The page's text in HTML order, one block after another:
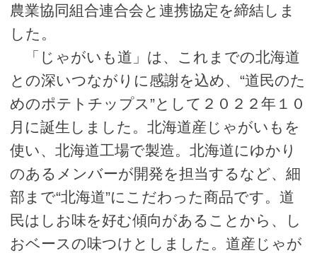
農業協同組合連合会と連携協定を締結しま
した。
「じゃがいも道」は、これまでの北海道
との深いつながりに感謝を込め、“道民のた
めのポテトチップス”として２０２２年１０
月に誕生しました。北海道産じゃがいもを
使い、北海道工場で製造。北海道にゆかり
のあるメンバーが開発を担当するなど、細
部まで“北海道”にこだわった商品です。道
民はしお味を好む傾向があることから、し
おベースの味つけとしました。道産じゃが